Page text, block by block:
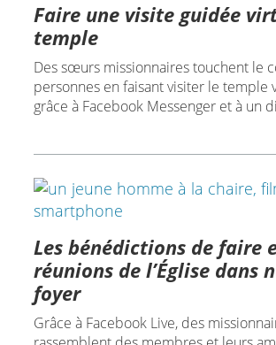
Faire une visite guidée
temple
Des sœurs missionnaires touchent le
personnes en faisant visiter le temple
grâce à Facebook Messenger et à un
Les bénédictions de faire
réunions de l’Église dans
foyer
Grâce à Facebook Live, des